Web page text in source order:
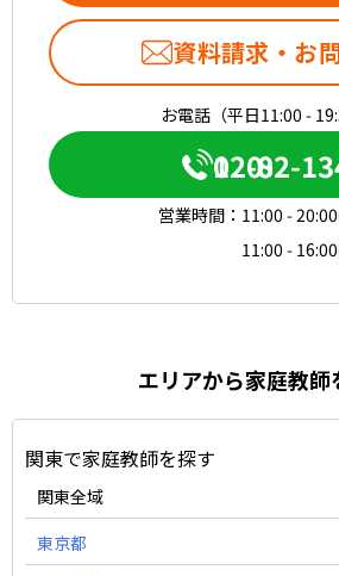
資料請求・お
お電話（平日11:00 -
0120-082-
営業時間： 11:00 - 20:00
11:00 - 16:00
エリアから家庭教師
関東で家庭教師を探す
関東全域
東京都